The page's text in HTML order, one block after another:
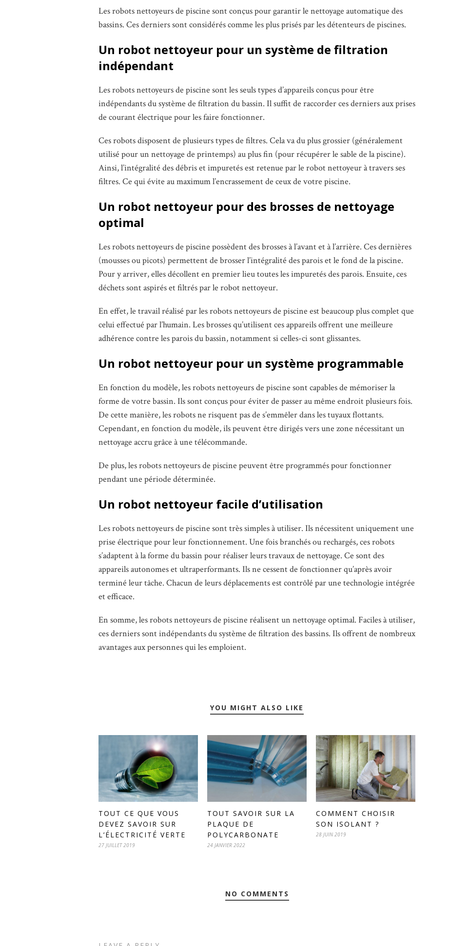
Les robots nettoyeurs de piscine sont conçus pour garantir le nettoyage automatique des
bassins. Ces derniers sont considérés comme les plus prisés par les détenteurs de piscines.
Un robot nettoyeur pour un système de filtration
indépendant
Les robots nettoyeurs de piscine sont les seuls types d’appareils conçus pour être
indépendants du système de filtration du bassin. Il suffit de raccorder ces derniers aux prises
de courant électrique pour les faire fonctionner.
Ces robots disposent de plusieurs types de filtres. Cela va du plus grossier (généralement
utilisé pour un nettoyage de printemps) au plus fin (pour récupérer le sable de la piscine).
Ainsi, l’intégralité des débris et impuretés est retenue par le robot nettoyeur à travers ses
filtres. Ce qui évite au maximum l’encrassement de ceux de votre piscine.
Un robot nettoyeur pour des brosses de nettoyage
optimal
Les robots nettoyeurs de piscine possèdent des brosses à l’avant et à l’arrière. Ces dernières
(mousses ou picots) permettent de brosser l’intégralité des parois et le fond de la piscine.
Pour y arriver, elles décollent en premier lieu toutes les impuretés des parois. Ensuite, ces
déchets sont aspirés et filtrés par le robot nettoyeur.
En effet, le travail réalisé par les robots nettoyeurs de piscine est beaucoup plus complet que
celui effectué par l’humain. Les brosses qu’utilisent ces appareils offrent une meilleure
adhérence contre les parois du bassin, notamment si celles-ci sont glissantes.
Un robot nettoyeur pour un système programmable
En fonction du modèle, les robots nettoyeurs de piscine sont capables de mémoriser la
forme de votre bassin. Ils sont conçus pour éviter de passer au même endroit plusieurs fois.
De cette manière, les robots ne risquent pas de s’emmêler dans les tuyaux flottants.
Cependant, en fonction du modèle, ils peuvent être dirigés vers une zone nécessitant un
nettoyage accru grâce à une télécommande.
De plus, les robots nettoyeurs de piscine peuvent être programmés pour fonctionner
pendant une période déterminée.
Un robot nettoyeur facile d’utilisation
Les robots nettoyeurs de piscine sont très simples à utiliser. Ils nécessitent uniquement une
prise électrique pour leur fonctionnement. Une fois branchés ou rechargés, ces robots
s’adaptent à la forme du bassin pour réaliser leurs travaux de nettoyage. Ce sont des
appareils autonomes et ultraperformants. Ils ne cessent de fonctionner qu’après avoir
terminé leur tâche. Chacun de leurs déplacements est contrôlé par une technologie intégrée
et efficace.
En somme, les robots nettoyeurs de piscine réalisent un nettoyage optimal. Faciles à utiliser,
ces derniers sont indépendants du système de filtration des bassins. Ils offrent de nombreux
avantages aux personnes qui les emploient.
YOU MIGHT ALSO LIKE
TOUT CE QUE VOUS
DEVEZ SAVOIR SUR
L’ÉLECTRICITÉ VERTE
27 JUILLET 2019
TOUT SAVOIR SUR LA
PLAQUE DE
POLYCARBONATE
24 JANVIER 2022
COMMENT CHOISIR
SON ISOLANT ?
28 JUIN 2019
NO COMMENTS